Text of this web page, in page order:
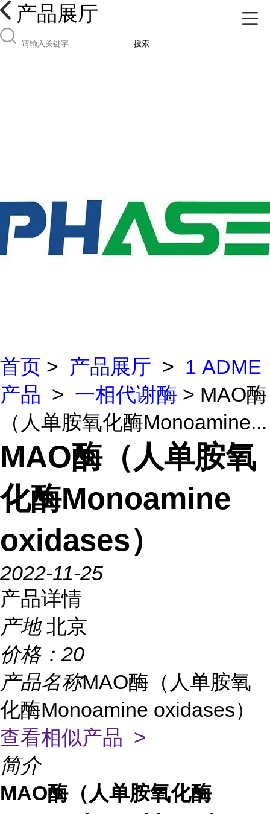
产品展厅
搜索
首页 > 产品展厅 > 1 ADME
产品 > 一相代谢酶 > MAO酶
（人单胺氧化酶Monoamine...
MAO酶（人单胺氧
化酶Monoamine
oxidases）
2022-11-25
产品详情
产地 北京
价格： 20
产品名称MAO酶（人单胺氧
化酶Monoamine oxidases）
查看相似产品 >
简介
MAO酶（人单胺氧化酶